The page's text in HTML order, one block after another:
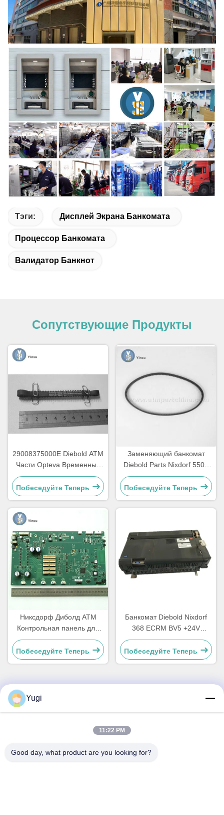
Тэги: Дисплей Экрана Банкомата
Процессор Банкомата
Валидатор Банкнот
Сопутствующие Продукты
29008375000E Diebold ATM
Части Opteva Временный
ремень Транспортный
ремень 67T
Побеседуйте Теперь
Заменяющий банкомат
Diebold Parts Nixdorf 5500
AFD 445T Транспортный
ремень 2900837500AH
Побеседуйте Теперь
Никсдорф Диболд АТМ
Контрольная панель для
деталей Материнская
плата CCA Discovery
49242480000B
Побеседуйте Теперь
Банкомат Diebold Nixdorf
368 ECRM BV5 +24V
Приемник счетов
Валидатор частей
49238415000A
Побеседуйте Теперь
Быстрый контакт
Xingye EastRoad, промышленный парк сообщества
Yugi
11:22 PM
Good day, what product are you looking for?